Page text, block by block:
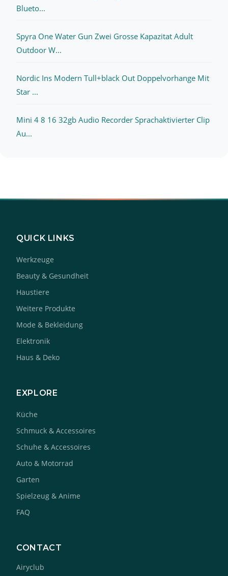
Blueto...
Spyra One Water Gun Zwei Grosse Kapazitat Adult
Outdoor W...
Nordic Ins Modern Tull+black Out Doppelvorhange Mit
Star ...
Mini 4 8 16 32gb Audio Recorder Sprachaktivierter Clip
Au...
QUICK LINKS
Werkzeuge
Beauty & Gesundheit
Haustiere
Weitere Produkte
Mode & Bekleidung
Elektronik
Haus & Deko
EXPLORE
Küche
Schmuck & Accessoires
Schuhe & Accessoires
Auto & Motorrad
Garten
Spielzeug & Anime
FAQ
CONTACT
Airyclub